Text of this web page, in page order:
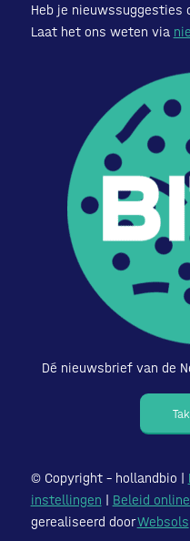
Heb je nieuwssuggesties
Laat het ons weten via
Dé nieuwsbrief van de
© Copyright – hollandbio |
instellingen | Beleid
gerealiseerd doorWebsols